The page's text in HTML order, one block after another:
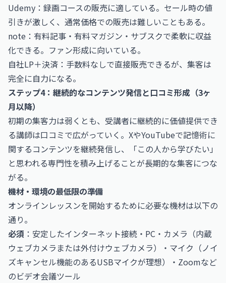
Udemy：録画コースの販売に適している。セール時の値
引きが激しく、通常価格での販売は難しいこともある。
note：有料記事・有料マガジン・サブスクで柔軟に収益
化できる。ファン形成に向いている。
自社LP＋決済：手数料なしで直接販売できるが、集客は
完全に自力になる。
ステップ4：継続的なコンテンツ発信と口コミ形成（3ヶ
月以降）
初期の集客力は弱くとも、受講者に継続的に価値提供でき
る講師は口コミで広がっていく。XやYouTubeで記憶術に
関するコンテンツを継続発信し、「この人から学びたい」
と思われる専門性を積み上げることが長期的な集客につな
がる。
機材・環境の最低限の準備
オンラインレッスンを開始するために必要な機材は以下の
通り。
必須 ：安定したインターネット接続・PC・カメラ（内蔵
ウェブカメラまたは外付けウェブカメラ）・マイク（ノイ
ズキャンセル機能のあるUSBマイクが理想）・Zoomなど
のビデオ会議ツール